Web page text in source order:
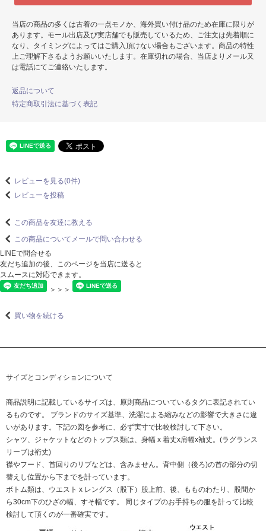
当店の商品の多くは古着の一点モノか、海外買い付け品のため在庫に限りが
あります。モール出店及び実店舗でも販売しているため、ご注文は先着順に
なり、タイミングによってはご購入頂けない場合もございます。商品の特性
上ご理解下さるようお願いいたします。在庫切れの場合、当店よりメール又
は電話にてご連絡いたします。
返品について
特定商取引法に基づく表記
レビューを見る(0件)
レビューを投稿
この商品を友達に教える
この商品についてメールで問い合わせる
LINEで問合せる
友だち追加の後、このページを当店に送ると
スムースに対応できます。
＞＞＞
買い物を続ける
サイズとコンディションについて
商品説明に記載しているサイズは、原則商品についているタグに表記されてい
るものです。 ブランドのサイズ基準、洗濯による縮みなどの影響で大きさに違
いがあります。下記の図を参考に、必ず実寸で比較検討して下さい。
シャツ、ジャケットなどのトップス類は、身幅 x 着丈x肩幅x袖丈。(ラグランス
リーブは裄丈)
襟やフード、首回りのリブなどは、含みません。背中側（後ろ)の首の部分の切
替えし位置から下までを計っています。
ボトム類は、ウエスト x レングス（股下）股上前、後、もものわたり、股間か
ら30cm下のひざの幅、すそ幅です。 同じタイプのお手持ちの服を計って比較
検討して頂くのが一番確実です。